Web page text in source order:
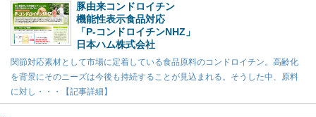
豚由来コンドロイチン
機能性表示食品対応
「P-コンドロイチンNHZ」
日本ハム株式会社
関節対応素材として市場に定着している食品原料のコンドロイチン。高齢化
を背景にそのニーズは今後も持続することが見込まれる。そうした中、原料
に対し・・・【記事詳細】